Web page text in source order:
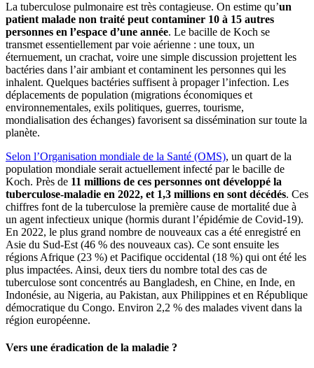
La tuberculose pulmonaire est très contagieuse. On estime qu’un
patient malade non traité peut contaminer 10 à 15 autres
personnes en l’espace d’une année. Le bacille de Koch se
transmet essentiellement par voie aérienne : une toux, un
éternuement, un crachat, voire une simple discussion projettent les
bactéries dans l’air ambiant et contaminent les personnes qui les
inhalent. Quelques bactéries suffisent à propager l’infection. Les
déplacements de population (migrations économiques et
environnementales, exils politiques, guerres, tourisme,
mondialisation des échanges) favorisent sa dissémination sur toute la
planète.
Selon l’Organisation mondiale de la Santé (OMS), un quart de la
population mondiale serait actuellement infecté par le bacille de
Koch. Près de 11 millions de ces personnes ont développé la
tuberculose-maladie en 2022, et 1,3 millions en sont décédés. Ces
chiffres font de la tuberculose la première cause de mortalité due à
un agent infectieux unique (hormis durant l’épidémie de Covid-19).
En 2022, le plus grand nombre de nouveaux cas a été enregistré en
Asie du Sud-Est (46 % des nouveaux cas). Ce sont ensuite les
régions Afrique (23 %) et Pacifique occidental (18 %) qui ont été les
plus impactées. Ainsi, deux tiers du nombre total des cas de
tuberculose sont concentrés au Bangladesh, en Chine, en Inde, en
Indonésie, au Nigeria, au Pakistan, aux Philippines et en République
démocratique du Congo. Environ 2,2 % des malades vivent dans la
région européenne.
Vers une éradication de la maladie ?